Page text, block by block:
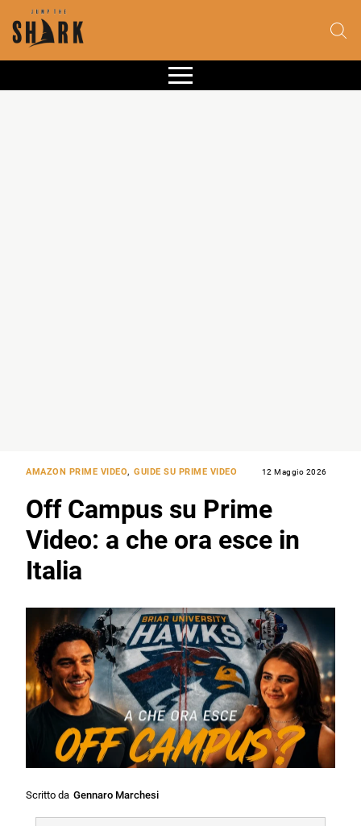
AMAZON PRIME VIDEO,GUIDE SU PRIME VIDEO 12 Maggio 2026
Off Campus su Prime
Video: a che ora esce in
Italia
Scritto da Gennaro Marchesi